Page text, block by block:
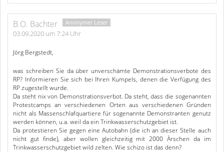
B.O. Bachter
03.09.2020 um 7:24 Uhr
Jörg Bergstedt,
was schreiben Sie da über unverschämte Demonstrationsverbote des
RP? Informieren Sie sich bei Ihren Kumpels, denen die Verfügung des
RP zugestellt wurde.
Da steht nix von Demonstrationsverbot. Da steht, dass die sogenannten
Protestcamps an verschiedenen Orten aus verschiedenen Gründen
nicht als Massenschlafquartiere für sogenannte Demonstranten genutz
werden können, u.a. weil da ein Trinkwasserschutzgebiet ist.
Da protestieren Sie gegen eine Autobahn (die ich an dieser Stelle auch
nicht gut finde), aber wollen gleichzeitig mit 2000 Ärschen da im
Trinkwasserschutzgebiet wild zelten. Wie schizo ist das denn?